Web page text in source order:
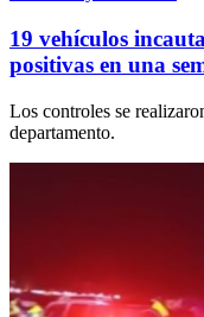
19 vehículos
positivas en una
Los controles se
departamento.